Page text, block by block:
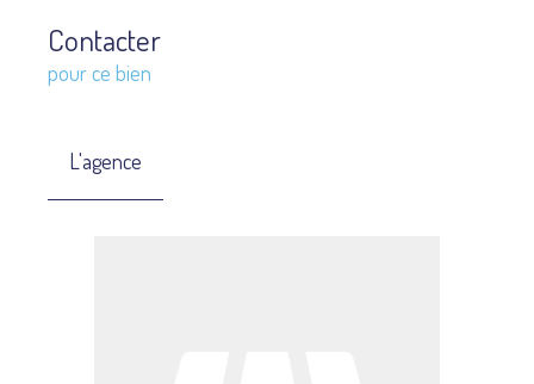
Contacter
pour ce bien
L'agence